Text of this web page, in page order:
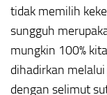
tidak memilih
sungguh
mungkin 100%
dihadirkan
dengan selimut